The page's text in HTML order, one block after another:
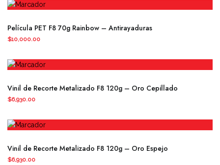
Película PET F8 70g Rainbow – Antirayaduras
$10,000.00
Vinil de Recorte Metalizado F8 120g – Oro Cepillado
$6,930.00
Vinil de Recorte Metalizado F8 120g – Oro Espejo
$6,930.00